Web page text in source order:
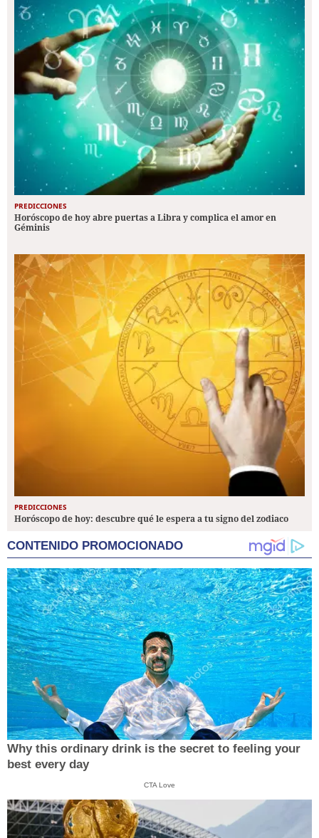
PREDICCIONES
Horóscopo de hoy abre puertas a Libra y complica el amor en
Géminis
PREDICCIONES
Horóscopo de hoy: descubre qué le espera a tu signo del zodiaco
CONTENIDO PROMOCIONADO
Why this ordinary drink is the secret to feeling your
best every day
CTA Love